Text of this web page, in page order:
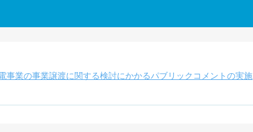
事業の事業譲渡に関する検討にかかるパブリックコメントの実施